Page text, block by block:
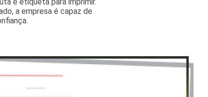
a empresa é capaz de